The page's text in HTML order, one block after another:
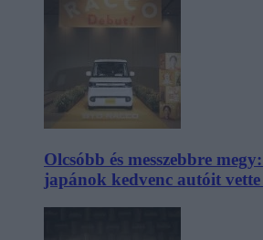
Olcsóbb és messzebbre
japánok kedvenc autóit vette